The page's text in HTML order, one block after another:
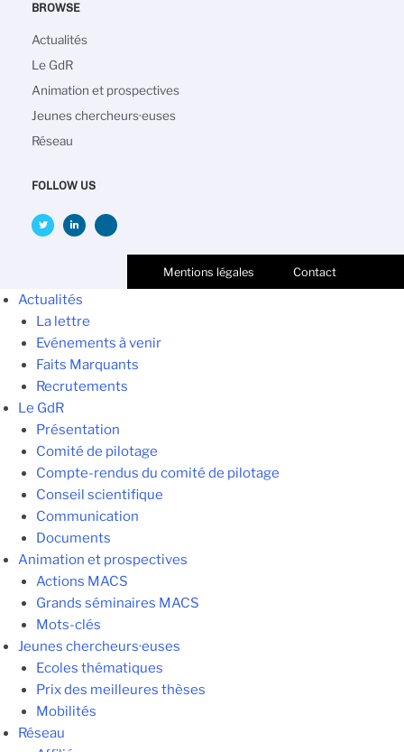
BROWSE
Navigation
principale
Actualités
Le GdR
Animation et prospectives
Jeunes chercheurs·euses
Réseau
FOLLOW US
Mentions légales Contact
Actualités
La lettre
Evénements à venir
Faits Marquants
Recrutements
Le GdR
Présentation
Comité de pilotage
Compte-rendus du comité de pilotage
Conseil scientifique
Communication
Documents
Animation et prospectives
Actions MACS
Grands séminaires MACS
Mots-clés
Jeunes chercheurs·euses
Ecoles thématiques
Prix des meilleures thèses
Mobilités
Réseau